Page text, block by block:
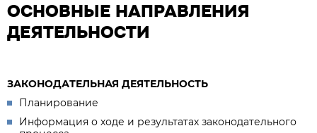
ОСНОВНЫЕ НАПРАВЛЕНИЯ
ДЕЯТЕЛЬНОСТИ
ЗАКОНОДАТЕЛЬНАЯ ДЕЯТЕЛЬНОСТЬ
Планирование
Информация о ходе и результатах законодательного